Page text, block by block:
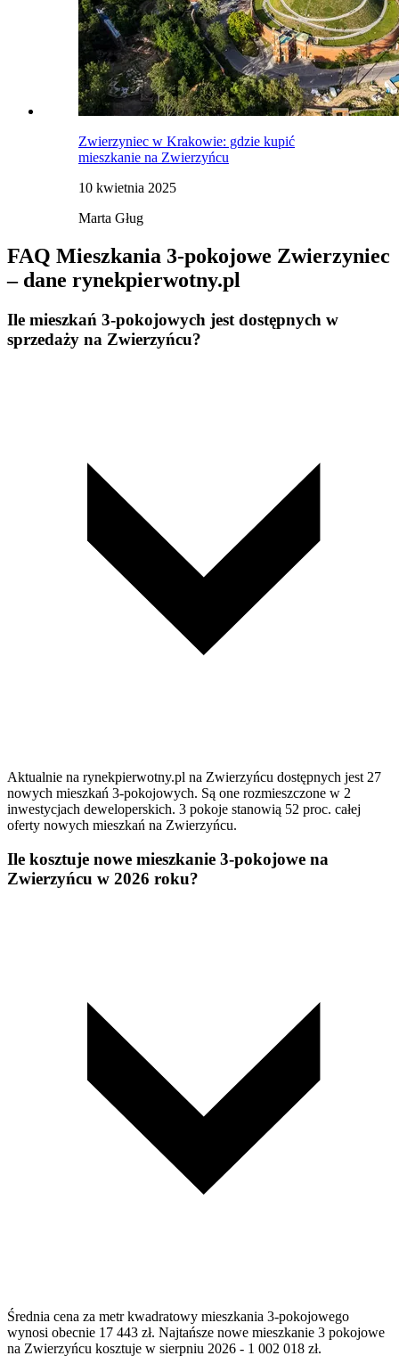
Zwierzyniec w Krakowie: gdzie kupić
mieszkanie na Zwierzyńcu
10 kwietnia 2025
Marta Gług
FAQ Mieszkania 3-pokojowe Zwierzyniec
– dane rynekpierwotny.pl
Ile mieszkań 3-pokojowych jest dostępnych w
sprzedaży na Zwierzyńcu?
Aktualnie na rynekpierwotny.pl na Zwierzyńcu dostępnych jest 27
nowych mieszkań 3-pokojowych. Są one rozmieszczone w 2
inwestycjach deweloperskich. 3 pokoje stanowią 52 proc. całej
oferty nowych mieszkań na Zwierzyńcu.
Ile kosztuje nowe mieszkanie 3-pokojowe na
Zwierzyńcu w 2026 roku?
Średnia cena za metr kwadratowy mieszkania 3-pokojowego
wynosi obecnie 17 443 zł. Najtańsze nowe mieszkanie 3 pokojowe
na Zwierzyńcu kosztuje w sierpniu 2026 - 1 002 018 zł.